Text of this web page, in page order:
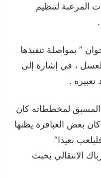
المرعبة لتنظيم
” بمواصلة تنفيذها
، في إشارة إلى
.
المسبق لمخططاته كان
بعض العباقرة يظنها
بعيدا”
الانتقالي بخبث